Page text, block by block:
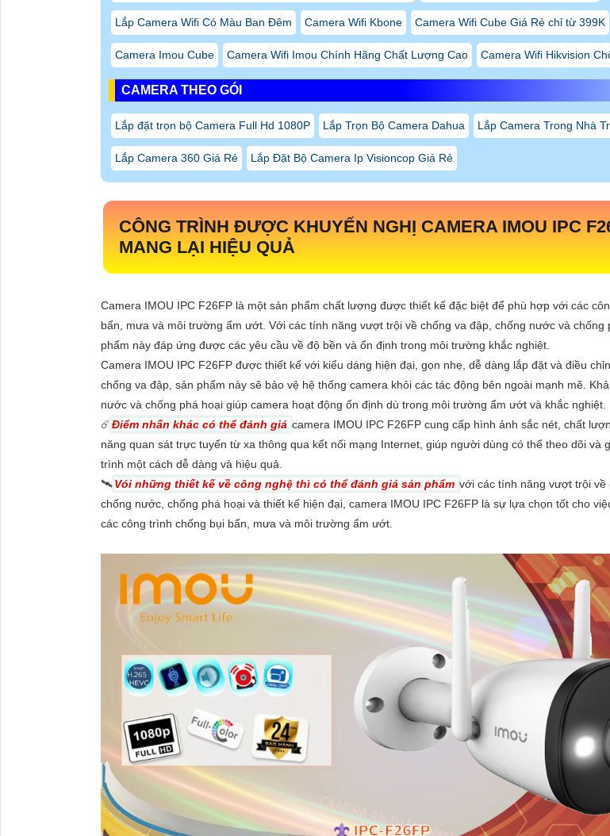
Lắp Camera Wifi Có Màu Ban Đêm Camera Wifi Kbone Camera Wifi Cube Giá Rẻ chỉ từ 399K
Camera Imou Cube Camera Wifi Imou Chính Hãng Chất Lượng Cao Camera Wifi Hikvision
CAMERA THEO GÓI
Lắp đặt trọn bộ Camera Full Hd 1080P Lắp Trọn Bộ Camera Dahua Lắp Camera Trong Nhà
Lắp Camera 360 Giá Rẻ Lắp Đặt Bộ Camera Ip Visioncop Giá Rẻ
CÔNG TRÌNH ĐƯỢC KHUYẾN NGHỊ CAMERA IMOU IPC
MANG LẠI HIỆU QUẢ
Camera IMOU IPC F26FP là một sản phẩm chất lượng được thiết kế đặc biệt để phù hợp với các
bẩn, mưa và môi trường ẩm ướt. Với các tính năng vượt trội về chống va đập, chống nước và chống
phẩm này đáp ứng được các yêu cầu về độ bền và ổn định trong môi trường khắc nghiệt.
Camera IMOU IPC F26FP được thiết kế với kiểu dáng hiện đại, gọn nhẹ, dễ dàng lắp đặt và điều
chống va đập, sản phẩm này sẽ bảo vệ hệ thống camera khỏi các tác động bên ngoài mạnh mẽ.
nước và chống phá hoại giúp camera hoạt động ổn định dù trong môi trường ẩm ướt và khắc nghiệt.
☄️Điểm nhấn khác có thể đánh giá camera IMOU IPC F26FP cung cấp hình ảnh sắc nét, chất
năng quan sát trực tuyến từ xa thông qua kết nối mạng Internet, giúp người dùng có thể theo dõi và
trình một cách dễ dàng và hiệu quả.
🛰Vói những thiết kế về công nghệ thì có thể đánh giá sản phẩm với các tính năng vượt trội về
chống nước, chống phá hoại và thiết kế hiện đại, camera IMOU IPC F26FP là sự lựa chọn tốt cho
các công trình chống bụi bẩn, mưa và môi trường ẩm ướt.